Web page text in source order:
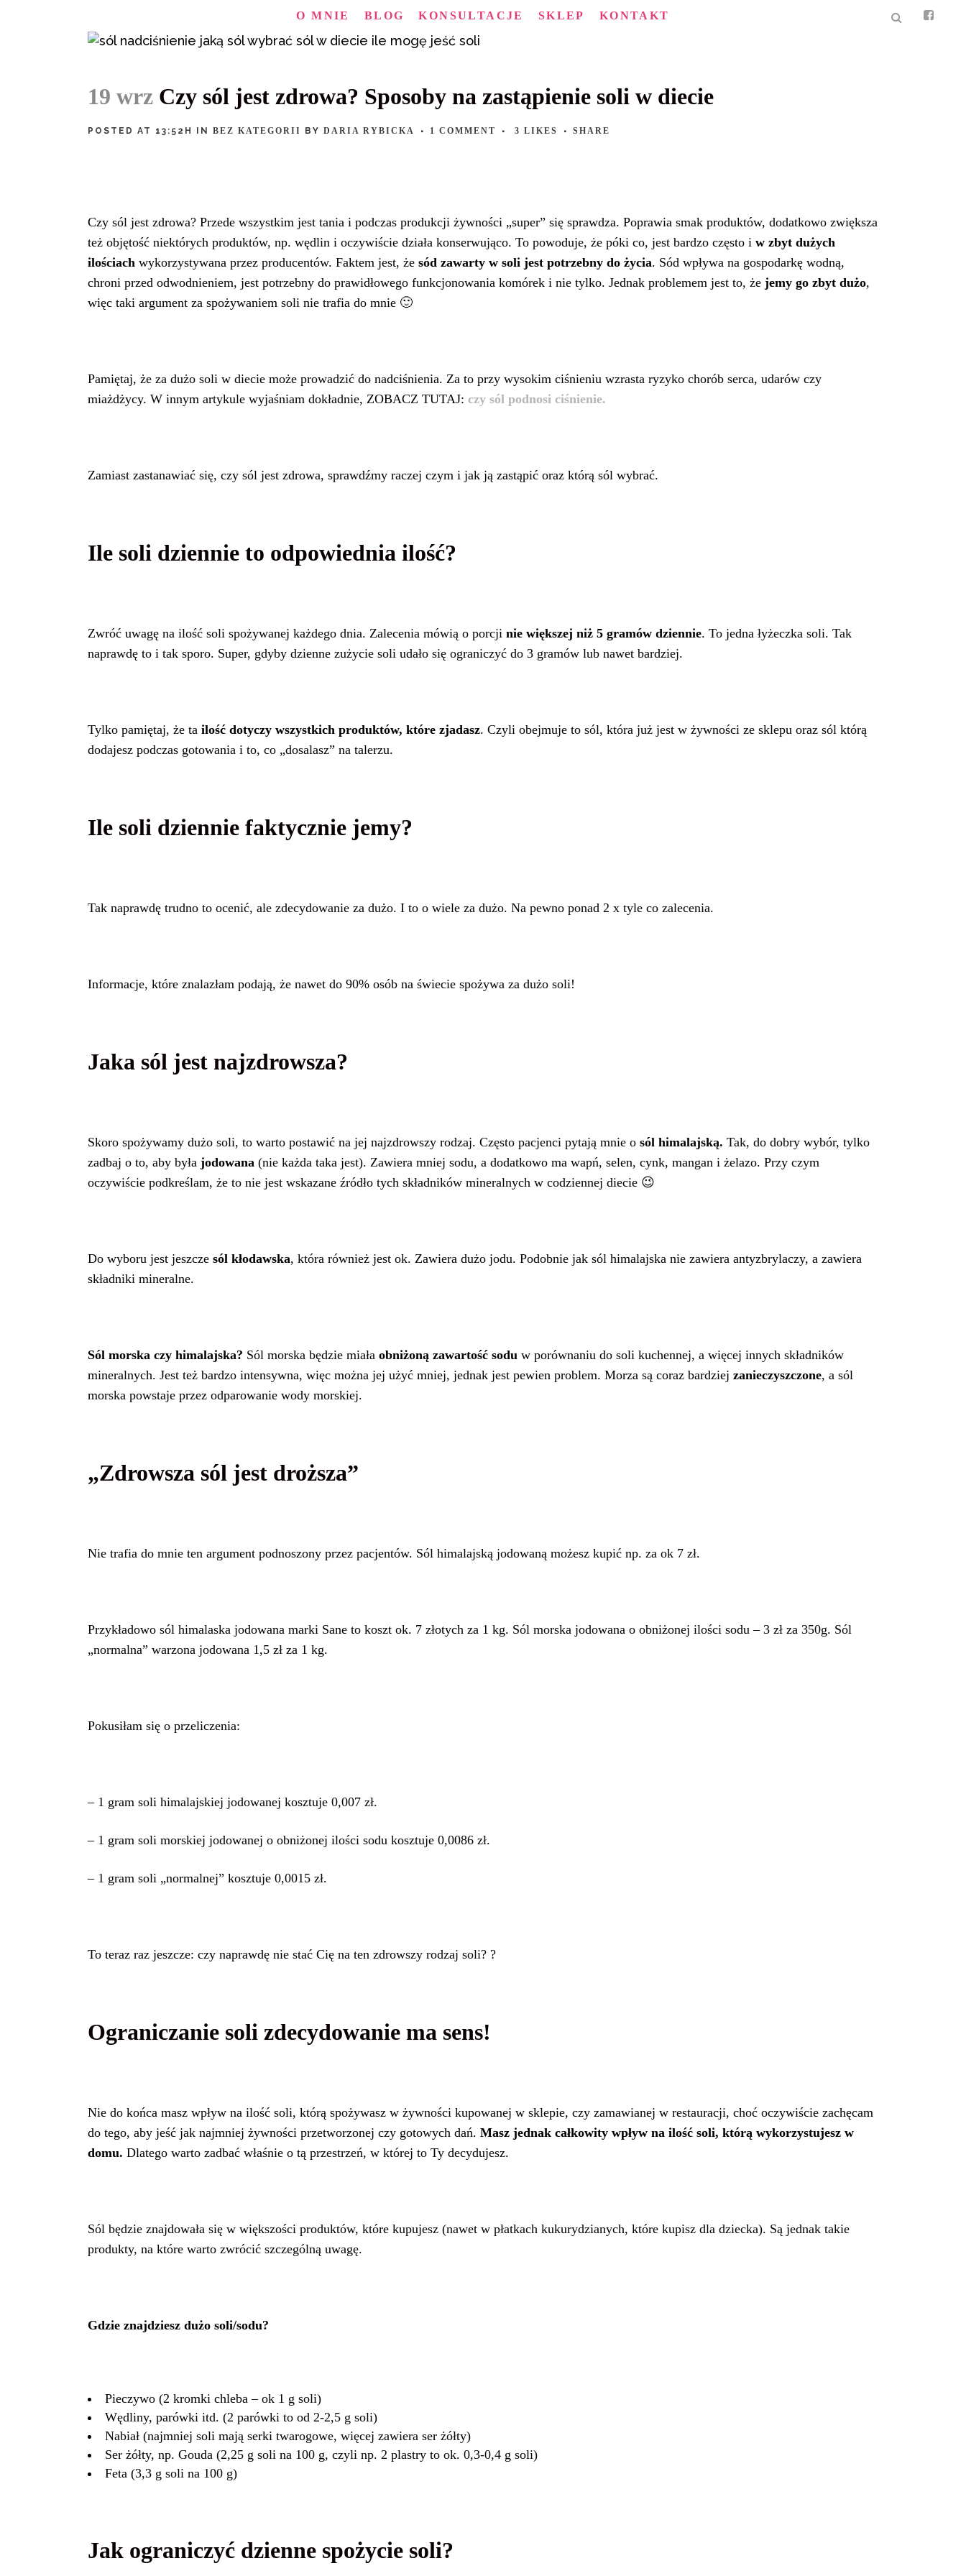
O MNIE BLOG KONSULTACJE SKLEP KONTAKT
19 wrz Czy sól jest zdrowa? Sposoby na zastąpienie soli w diecie
POSTED AT 13:52H IN BEZ KATEGORII BY DARIA RYBICKA 1 COMMENT 3 LIKES SHARE
Czy sól jest zdrowa? Przede wszystkim jest tania i podczas produkcji żywności „super” się sprawdza. Poprawia smak produktów, dodatkowo zwiększa
też objętość niektórych produktów, np. wędlin i oczywiście działa konserwująco. To powoduje, że póki co, jest bardzo często i w zbyt dużych
ilościach wykorzystywana przez producentów. Faktem jest, że sód zawarty w soli jest potrzebny do życia. Sód wpływa na gospodarkę wodną,
chroni przed odwodnieniem, jest potrzebny do prawidłowego funkcjonowania komórek i nie tylko. Jednak problemem jest to, że jemy go zbyt dużo,
więc taki argument za spożywaniem soli nie trafia do mnie 🙂
Pamiętaj, że za dużo soli w diecie może prowadzić do nadciśnienia. Za to przy wysokim ciśnieniu wzrasta ryzyko chorób serca, udarów czy
miażdżycy. W innym artykule wyjaśniam dokładnie, ZOBACZ TUTAJ: czy sól podnosi ciśnienie.
Zamiast zastanawiać się, czy sól jest zdrowa, sprawdźmy raczej czym i jak ją zastąpić oraz którą sól wybrać.
Ile soli dziennie to odpowiednia ilość?
Zwróć uwagę na ilość soli spożywanej każdego dnia. Zalecenia mówią o porcji nie większej niż 5 gramów dziennie. To jedna łyżeczka soli. Tak
naprawdę to i tak sporo. Super, gdyby dzienne zużycie soli udało się ograniczyć do 3 gramów lub nawet bardziej.
Tylko pamiętaj, że ta ilość dotyczy wszystkich produktów, które zjadasz. Czyli obejmuje to sól, która już jest w żywności ze sklepu oraz sól którą
dodajesz podczas gotowania i to, co „dosalasz” na talerzu.
Ile soli dziennie faktycznie jemy?
Tak naprawdę trudno to ocenić, ale zdecydowanie za dużo. I to o wiele za dużo. Na pewno ponad 2 x tyle co zalecenia.
Informacje, które znalazłam podają, że nawet do 90% osób na świecie spożywa za dużo soli!
Jaka sól jest najzdrowsza?
Skoro spożywamy dużo soli, to warto postawić na jej najzdrowszy rodzaj. Często pacjenci pytają mnie o sól himalajską. Tak, do dobry wybór, tylko
zadbaj o to, aby była jodowana (nie każda taka jest). Zawiera mniej sodu, a dodatkowo ma wapń, selen, cynk, mangan i żelazo. Przy czym
oczywiście podkreślam, że to nie jest wskazane źródło tych składników mineralnych w codziennej diecie 😉
Do wyboru jest jeszcze sól kłodawska, która również jest ok. Zawiera dużo jodu. Podobnie jak sól himalajska nie zawiera antyzbrylaczy, a zawiera
składniki mineralne.
Sól morska czy himalajska? Sól morska będzie miała obniżoną zawartość sodu w porównaniu do soli kuchennej, a więcej innych składników
mineralnych. Jest też bardzo intensywna, więc można jej użyć mniej, jednak jest pewien problem. Morza są coraz bardziej zanieczyszczone, a sól
morska powstaje przez odparowanie wody morskiej.
„Zdrowsza sól jest droższa”
Nie trafia do mnie ten argument podnoszony przez pacjentów. Sól himalajską jodowaną możesz kupić np. za ok 7 zł.
Przykładowo sól himalaska jodowana marki Sane to koszt ok. 7 złotych za 1 kg. Sól morska jodowana o obniżonej ilości sodu – 3 zł za 350g. Sól
„normalna” warzona jodowana 1,5 zł za 1 kg.
Pokusiłam się o przeliczenia:
– 1 gram soli himalajskiej jodowanej kosztuje 0,007 zł.
– 1 gram soli morskiej jodowanej o obniżonej ilości sodu kosztuje 0,0086 zł.
– 1 gram soli „normalnej” kosztuje 0,0015 zł.
To teraz raz jeszcze: czy naprawdę nie stać Cię na ten zdrowszy rodzaj soli? ?
Ograniczanie soli zdecydowanie ma sens!
Nie do końca masz wpływ na ilość soli, którą spożywasz w żywności kupowanej w sklepie, czy zamawianej w restauracji, choć oczywiście zachęcam
do tego, aby jeść jak najmniej żywności przetworzonej czy gotowych dań. Masz jednak całkowity wpływ na ilość soli, którą wykorzystujesz w
domu. Dlatego warto zadbać właśnie o tą przestrzeń, w której to Ty decydujesz.
Sól będzie znajdowała się w większości produktów, które kupujesz (nawet w płatkach kukurydzianych, które kupisz dla dziecka). Są jednak takie
produkty, na które warto zwrócić szczególną uwagę.
Gdzie znajdziesz dużo soli/sodu?
Pieczywo (2 kromki chleba – ok 1 g soli)
Wędliny, parówki itd. (2 parówki to od 2-2,5 g soli)
Nabiał (najmniej soli mają serki twarogowe, więcej zawiera ser żółty)
Ser żółty, np. Gouda (2,25 g soli na 100 g, czyli np. 2 plastry to ok. 0,3-0,4 g soli)
Feta (3,3 g soli na 100 g)
Jak ograniczyć dzienne spożycie soli?